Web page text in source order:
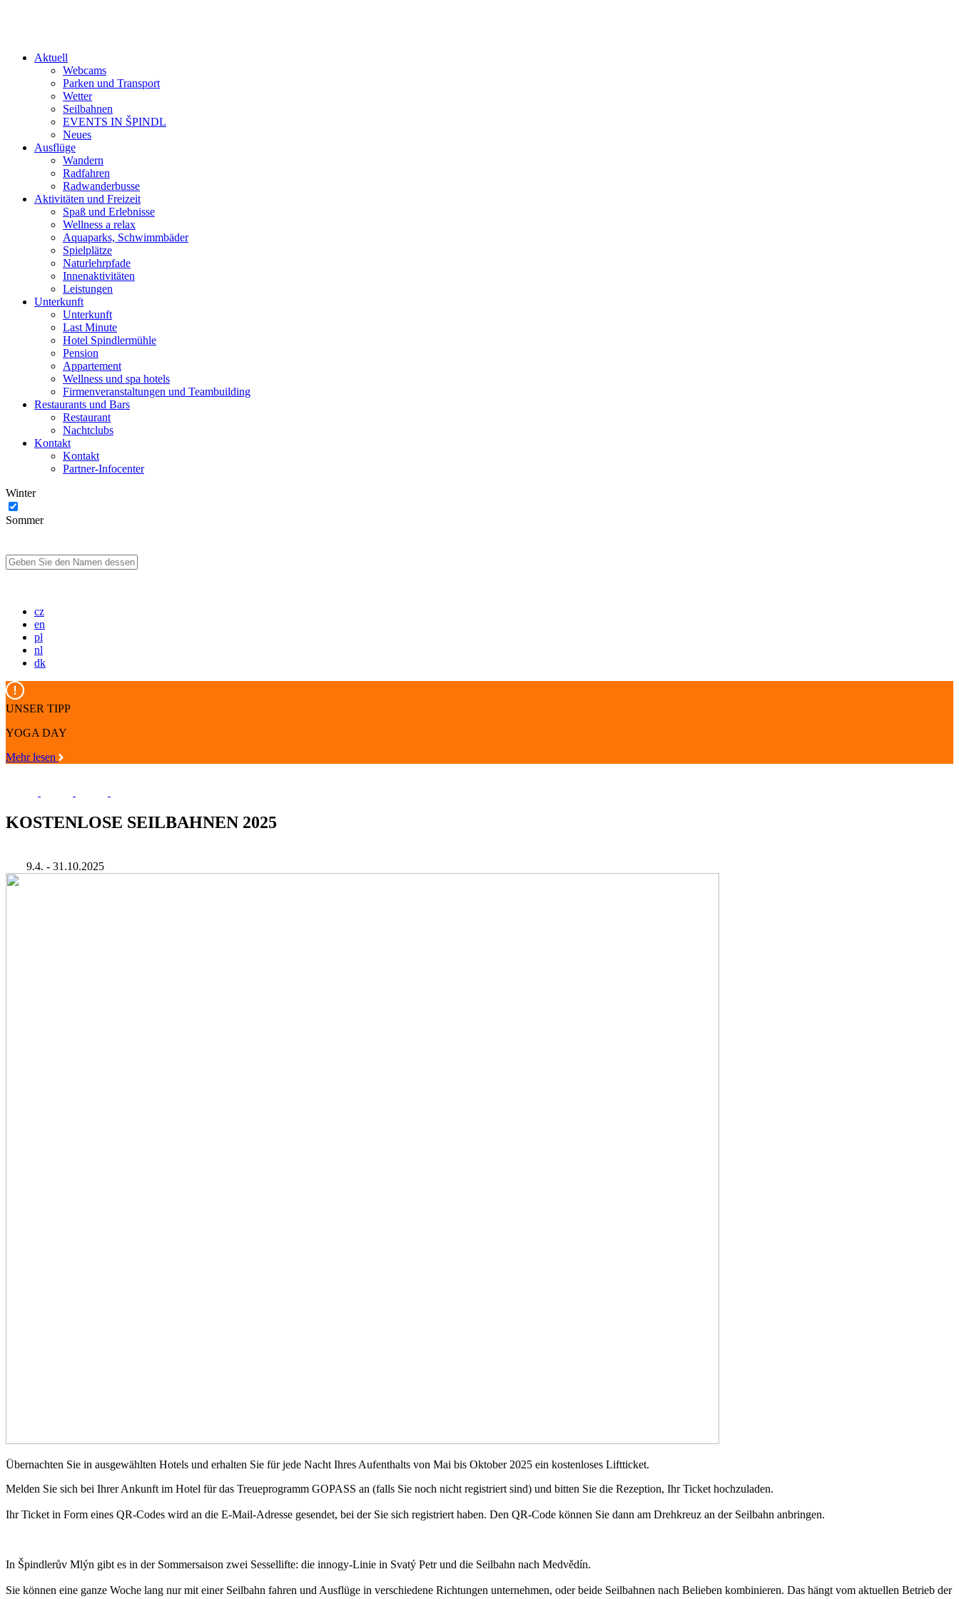
Aktuell
Webcams
Parken und Transport
Wetter
Seilbahnen
EVENTS IN ŠPINDL
Neues
Ausflüge
Wandern
Radfahren
Radwanderbusse
Aktivitäten und Freizeit
Spaß und Erlebnisse
Wellness a relax
Aquaparks, Schwimmbäder
Spielplätze
Naturlehrpfade
Innenaktivitäten
Leistungen
Unterkunft
Unterkunft
Last Minute
Hotel Spindlermühle
Pension
Appartement
Wellness und spa hotels
Firmenveranstaltungen und Teambuilding
Restaurants und Bars
Restaurant
Nachtclubs
Kontakt
Kontakt
Partner-Infocenter
Winter
Sommer
cz
en
pl
nl
dk
UNSER TIPP
YOGA DAY
Mehr lesen
KOSTENLOSE SEILBAHNEN 2025
9.4. - 31.10.2025
Übernachten Sie in ausgewählten Hotels und erhalten Sie für jede Nacht Ihres Aufenthalts von Mai bis Oktober 2025 ein kostenloses Liftticket.
Melden Sie sich bei Ihrer Ankunft im Hotel für das Treueprogramm GOPASS an (falls Sie noch nicht registriert sind) und bitten Sie die Rezeption, Ihr Ticket hochzuladen.
Ihr Ticket in Form eines QR-Codes wird an die E-Mail-Adresse gesendet, bei der Sie sich registriert haben. Den QR-Code können Sie dann am Drehkreuz an der Seilbahn anbringen.
In Špindlerův Mlýn gibt es in der Sommersaison zwei Sessellifte: die innogy-Linie in Svatý Petr und die Seilbahn nach Medvědín.
Sie können eine ganze Woche lang nur mit einer Seilbahn fahren und Ausflüge in verschiedene Richtungen unternehmen, oder beide Seilbahnen nach Belieben kombinieren. Das hängt vom aktuellen Betrieb der